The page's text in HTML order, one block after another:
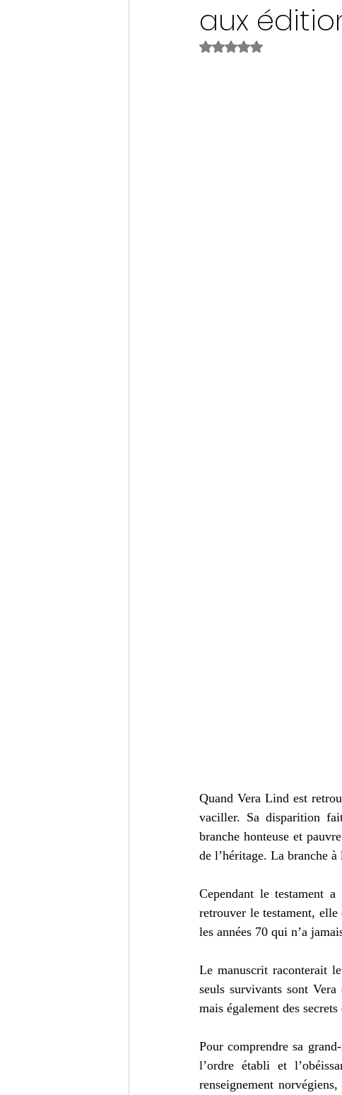
aux
Noté NaN étoiles sur 5.
Quand Vera Lind est
vaciller. Sa disparition
branche honteuse et
de l’héritage. La branche
Cependant le testament
retrouver le testament,
les années 70 qui n’a
Le manuscrit raconterait
seuls survivants sont
mais également des secrets
Pour comprendre sa
l’ordre établi et
renseignement